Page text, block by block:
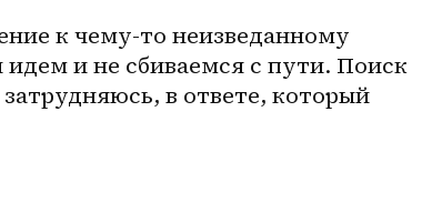
к чему-то неизведанному
и не сбиваемся с пути. Поиск
в ответе, который